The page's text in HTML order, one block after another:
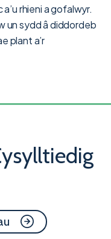
rhieni a gofalwyr.
un sydd â diddordeb
plant a’r